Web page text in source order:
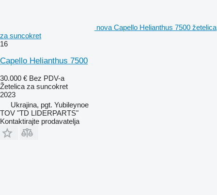
nova Capello Helianthus 7500 žetelica
za suncokret
16
Capello Helianthus 7500
30.000 € Bez PDV-a
Žetelica za suncokret
2023
Ukrajina, pgt. Yubileynoe
TOV "TD LIDERPARTS"
Kontaktirajte prodavatelja